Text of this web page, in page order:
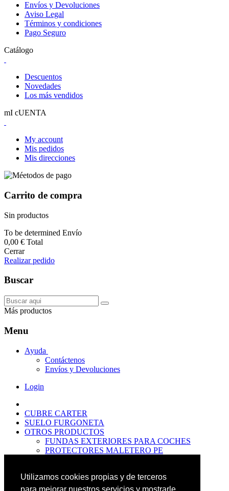
Utilizamos cookies propias y de terceros
Envíos y Devoluciones
Aviso Legal
Términos y condiciones
Pago Seguro
Catálogo
Descuentos
Novedades
Los más vendidos
mI cUENTA
My account
Mis pedidos
Mis direcciones
Carrito de compra
Sin productos
To be determined Envío
0,00 € Total
Cerrar
Realizar pedido
Buscar
Más productos
Menu
Ayuda
Contáctenos
Envíos y Devoluciones
Login
CUBRE CARTER
SUELO FURGONETA
OTROS PRODUCTOS
FUNDAS EXTERIORES PARA COCHES
PROTECTORES MALETERO PE
PREMIUM
PROTECTORES MALETERO PE